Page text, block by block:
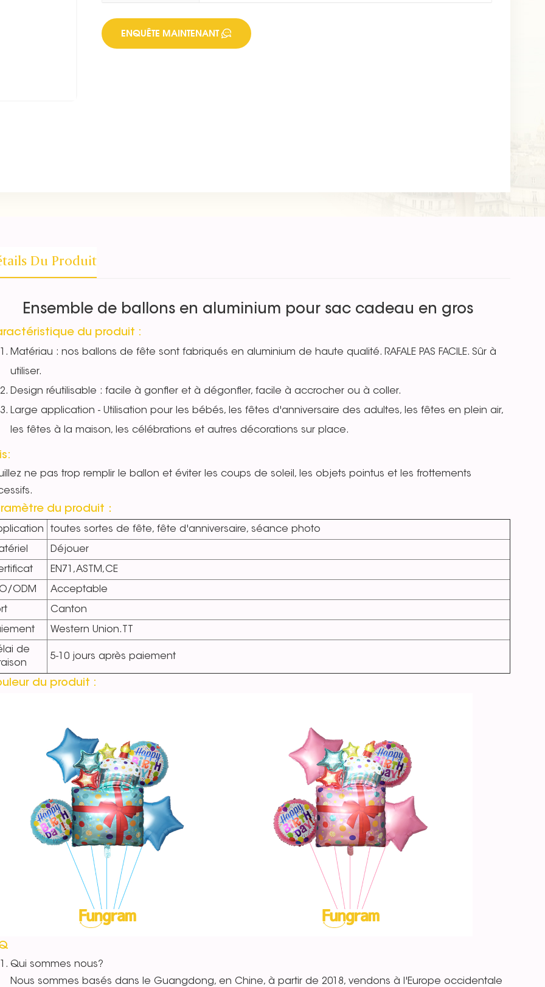
ENQUÊTE MAINTENANT
Du Produit
Ensemble de ballons en aluminium pour sac cadeau en gros
du produit :
Matériau : nos ballons de fête sont fabriqués en aluminium de haute qualité. RAFALE PAS FACILE. Sûr à
utiliser.
Design réutilisable : facile à gonfler et à dégonfler, facile à accrocher ou à coller.
Large application - Utilisation pour les bébés, les fêtes d'anniversaire des adultes, les fêtes en plein air,
les fêtes à la maison, les célébrations et autres décorations sur place.
ne pas trop remplir le ballon et éviter les coups de soleil, les objets pointus et les frottements
du produit：
toutes sortes de fête, fête d'anniversaire, séance photo
Déjouer
EN71,ASTM,CE
ODM Acceptable
Canton
Western Union.TT
de
5-10 jours après paiement
du produit :
Qui sommes nous?
Nous sommes basés dans le Guangdong, en Chine, à partir de 2018, vendons à l'Europe occidentale